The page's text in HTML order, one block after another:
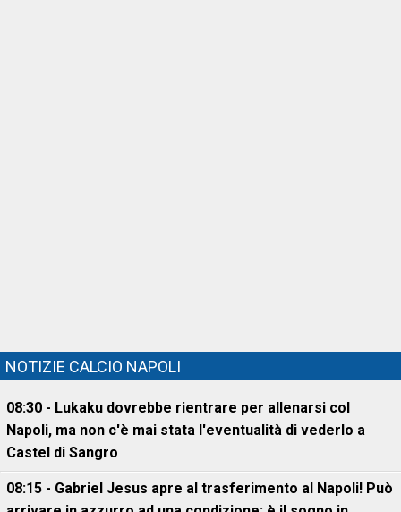
NOTIZIE CALCIO NAPOLI
08:30 - Lukaku dovrebbe rientrare per allenarsi col
Napoli, ma non c'è mai stata l'eventualità di vederlo a
Castel di Sangro
08:15 - Gabriel Jesus apre al trasferimento al Napoli! Può